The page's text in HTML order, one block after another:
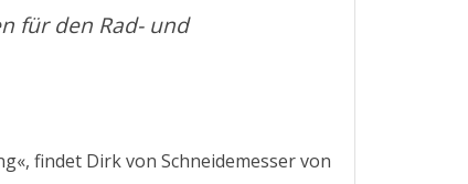
für den Rad- und
findet Dirk von Schneidemesser von